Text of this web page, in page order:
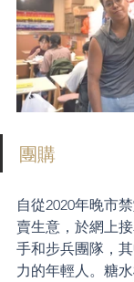
團購
自從2020年晚市
賣生意，於網上
手和步兵團隊，
力的年輕人。糖